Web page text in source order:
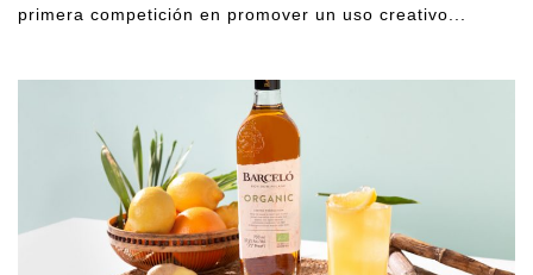
primera competición en promover un uso creativo...